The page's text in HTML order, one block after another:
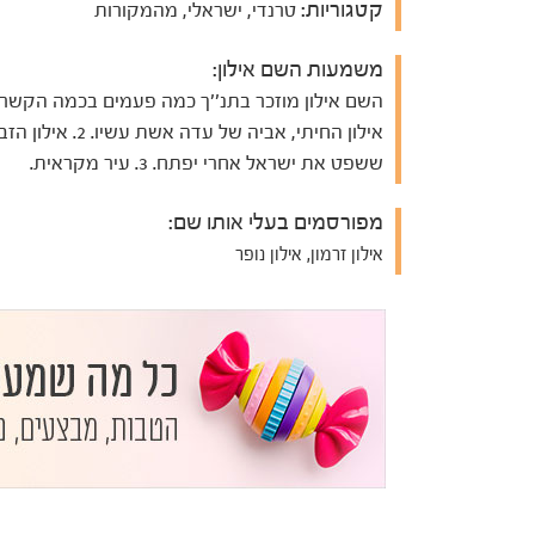
קטגוריות: טרנדי, ישראלי, מהמקורות
משמעות השם אילון:
אילון החיתי, אביה של עדה אשת
ששפט את ישראל אחרי יפתח. 3. עיר מקראית.
מפורסמים בעלי אותו שם:
אילון זרמון, אילון נופר